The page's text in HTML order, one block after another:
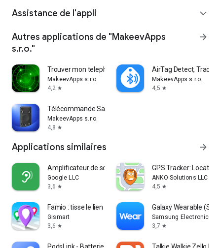
Assistance de l'appli expand_more
Autres applications de "MakeevApps
s.r.o."
arrow_forward
Trouver mon telephone
MakeevApps s.r.o.
4,2 star
AirTag Detect, Track &
MakeevApps s.r.o.
4,5 star
Télécommande Samsung TV
MakeevApps s.r.o.
4,8 star
Applications similaires arrow_forward
Amplificateur de son
Google LLC
3,6 star
GPS Tracker: Location
ANKO Solutions LLC
4,5 star
Famio : tisse le lien familial
Gismart
3,6 star
Galaxy Wearable
Samsung Electronics
3,7 star